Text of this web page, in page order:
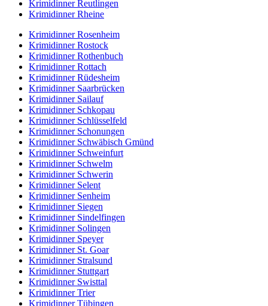
Krimidinner Reutlingen
Krimidinner Rheine
Krimidinner Rosenheim
Krimidinner Rostock
Krimidinner Rothenbuch
Krimidinner Rottach
Krimidinner Rüdesheim
Krimidinner Saarbrücken
Krimidinner Sailauf
Krimidinner Schkopau
Krimidinner Schlüsselfeld
Krimidinner Schonungen
Krimidinner Schwäbisch Gmünd
Krimidinner Schweinfurt
Krimidinner Schwelm
Krimidinner Schwerin
Krimidinner Selent
Krimidinner Senheim
Krimidinner Siegen
Krimidinner Sindelfingen
Krimidinner Solingen
Krimidinner Speyer
Krimidinner St. Goar
Krimidinner Stralsund
Krimidinner Stuttgart
Krimidinner Swisttal
Krimidinner Trier
Krimidinner Tübingen